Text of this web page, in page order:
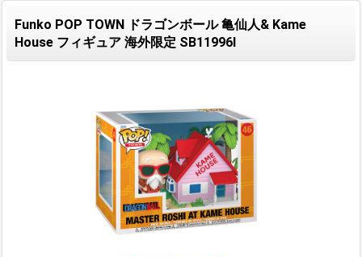
Funko POP TOWN ドラゴンボール 亀仙人& Kame
House フィギュア 海外限定 SB11996I